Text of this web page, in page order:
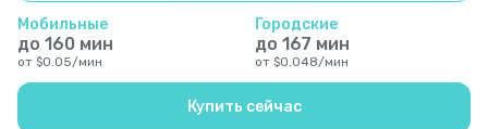
Мобильные
до 160 мин
от $0.05/мин
Городские
до 167 мин
от $0.048/мин
Купить сейчас